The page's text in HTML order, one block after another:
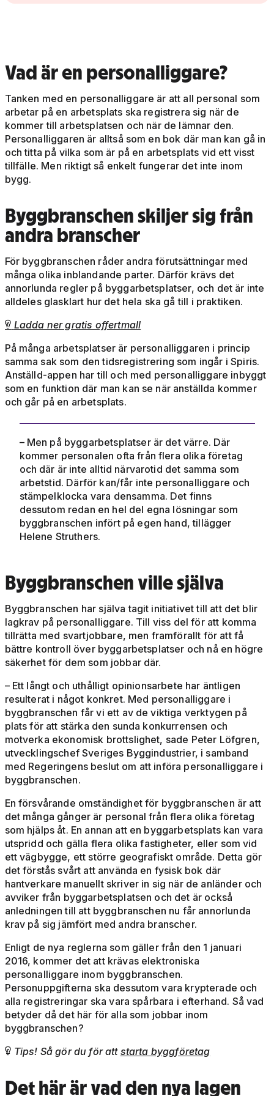
Vad är en personalliggare?
Tanken med en personalliggare är att all personal som
arbetar på en arbetsplats ska registrera sig när de
kommer till arbetsplatsen och när de lämnar den.
Personalliggaren är alltså som en bok där man kan gå in
och titta på vilka som är på en arbetsplats vid ett visst
tillfälle. Men riktigt så enkelt fungerar det inte inom
bygg.
Byggbranschen skiljer sig från
andra branscher
För byggbranschen råder andra förutsättningar med
många olika inblandande parter. Därför krävs det
annorlunda regler på byggarbetsplatser, och det är inte
alldeles glasklart hur det hela ska gå till i praktiken.
 Ladda ner gratis offertmall
På många arbetsplatser är personalliggaren i princip
samma sak som den tidsregistrering som ingår i Spiris.
Anställd-appen har till och med personalliggare inbyggt
som en funktion där man kan se när anställda kommer
och går på en arbetsplats.
– Men på byggarbetsplatser är det värre. Där
kommer personalen ofta från flera olika företag
och där är inte alltid närvarotid det samma som
arbetstid. Därför kan/får inte personalliggare och
stämpelklocka vara densamma. Det finns
dessutom redan en hel del egna lösningar som
byggbranschen infört på egen hand, tillägger
Helene Struthers.
Byggbranschen ville själva
Byggbranschen har själva tagit initiativet till att det blir
lagkrav på personalliggare. Till viss del för att komma
tillrätta med svartjobbare, men framförallt för att få
bättre kontroll över byggarbetsplatser och nå en högre
säkerhet för dem som jobbar där.
– Ett långt och uthålligt opinionsarbete har äntligen
resulterat i något konkret. Med personalliggare i
byggbranschen får vi ett av de viktiga verktygen på
plats för att stärka den sunda konkurrensen och
motverka ekonomisk brottslighet, sade Peter Löfgren,
utvecklingschef Sveriges Byggindustrier, i samband
med Regeringens beslut om att införa personalliggare i
byggbranschen.
En försvårande omständighet för byggbranschen är att
det många gånger är personal från flera olika företag
som hjälps åt. En annan att en byggarbetsplats kan vara
utspridd och gälla flera olika fastigheter, eller som vid
ett vägbygge, ett större geografiskt område. Detta gör
det förstås svårt att använda en fysisk bok där
hantverkare manuellt skriver in sig när de anländer och
avviker från byggarbetsplatsen och det är också
anledningen till att byggbranschen nu får annorlunda
krav på sig jämfört med andra branscher.
Enligt de nya reglerna som gäller från den 1 januari
2016, kommer det att krävas elektroniska
personalliggare inom byggbranschen.
Personuppgifterna ska dessutom vara krypterade och
alla registreringar ska vara spårbara i efterhand. Så vad
betyder då det här för alla som jobbar inom
byggbranschen?
 Tips! Så gör du för att starta byggföretag
Det här är vad den nya lagen